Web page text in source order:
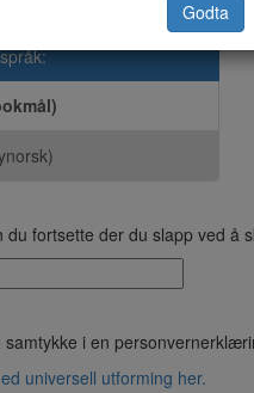
fortsette der du slapp ved å
i en
universell utforming her.
Godta